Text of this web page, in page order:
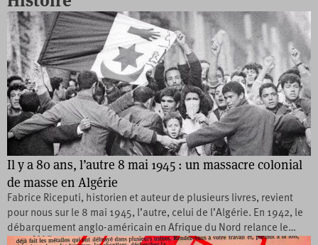
Il y a 80 ans, l’autre 8 mai 1945 : un massacre colonial
de masse en Algérie
Fabrice Riceputi, historien et auteur de plusieurs livres, revient
pour nous sur le 8 mai 1945, l’autre, celui de l’Algérie. En 1942, le
débarquement anglo-américain en Afrique du Nord relance le…